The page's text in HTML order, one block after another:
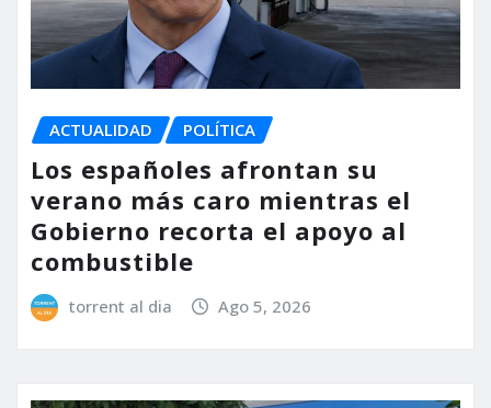
ACTUALIDAD POLÍTICA
Los españoles afrontan su
verano más caro mientras el
Gobierno recorta el apoyo al
combustible
torrent al dia Ago 5, 2026